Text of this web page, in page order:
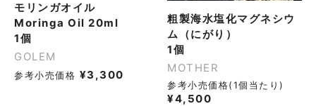
モリンガオイル
Moringa Oil 20ml
1個
GOLEM
参考小売価格 ¥3,300
粗製海水塩化マグネシウ
ム（にがり）
1個
MOTHER
参考小売価格(1個当たり)
¥4,500